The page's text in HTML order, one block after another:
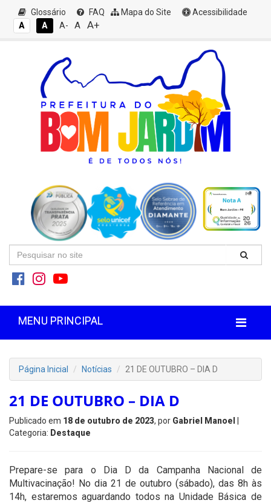
Glossário FAQ Mapa do Site
Acessibilidade
A
A A- A A+
MENU PRINCIPAL
Página Inicial Notícias 21 DE OUTUBRO – DIA D
21 DE OUTUBRO – DIA D
Publicado em 18 de outubro de 2023, por Gabriel Manoel
Categoria: Destaque
Prepare-se para o Dia D da Campanha Nacional de
Multivacinação! No dia 21 de outubro (sábado), das 8h às
14h, estaremos aguardando todos na Unidade Básica de